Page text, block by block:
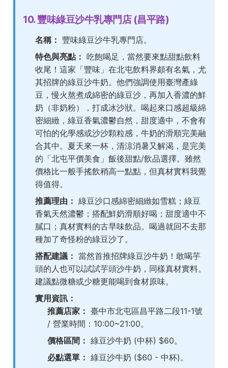
10. 豐味綠豆沙牛乳專門店 (昌平路)
名稱： 豐味綠豆沙牛乳專門店。
特色與亮點： 吃飽喝足，當然要來點甜點飲料
收尾！這家「豐味」在北屯飲料界頗有名氣，尤
其招牌的綠豆沙牛奶。他們強調使用臺灣產綠
豆，慢火熬煮成綿密的綠豆沙，再加入香濃的鮮
奶（非奶粉），打成冰沙狀。喝起來口感超級綿
密細緻，綠豆香氣濃鬱自然，甜度適中，不會有
可怕的化學感或沙沙顆粒感，牛奶的滑順完美融
合其中。夏天來一杯，清涼消暑又解渴，是完美
的「北屯平價美食」飯後甜點/飲品選擇。雖然
價格比一般手搖飲稍高一點點，但真材實料我覺
得值得。
推薦理由： 綠豆沙口感綿密細緻如雪糕；綠豆
香氣天然濃鬱；搭配鮮奶滑順好喝；甜度適中不
膩口；真材實料的古早味飲品。喝過就回不去那
種加了奇怪粉的綠豆沙了。
搭配建議： 當然首推招牌綠豆沙牛奶！敢喝芋
頭的人也可以試試芋頭沙牛奶，同樣真材實料。
建議點微糖或少糖更能喝到食材原味。
實用資訊：
推薦店家： 臺中市北屯區昌平路二段11-1號
/ 營業時間：10:00~21:00。
價格區間： 綠豆沙牛奶 (中杯) $60。
必點選單： 綠豆沙牛奶 ($60 - 中杯)。